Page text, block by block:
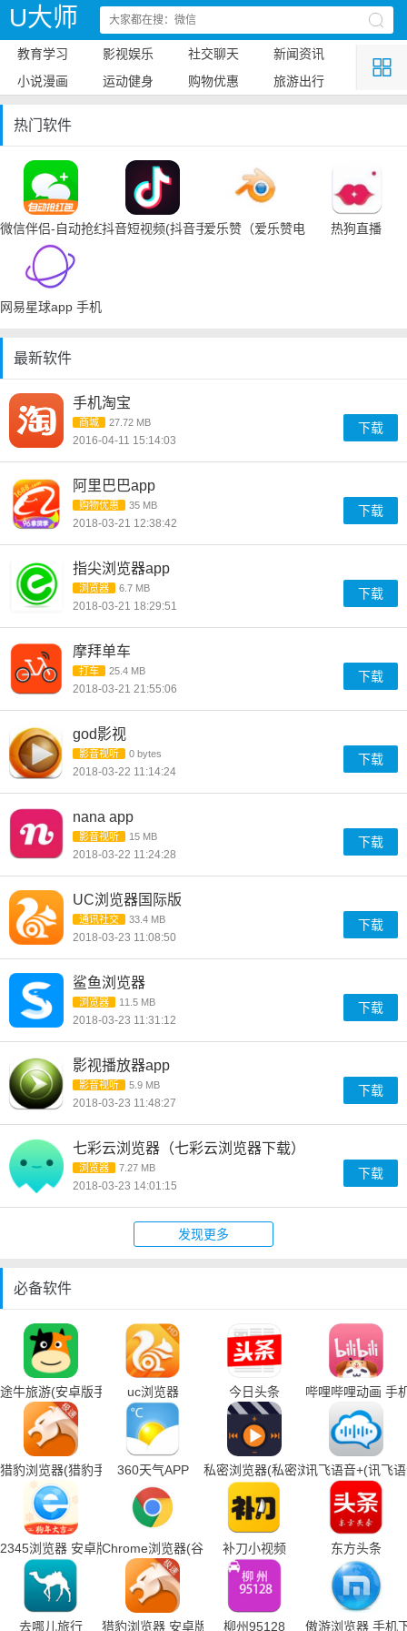
U大师
教育学习 影视娱乐 社交聊天
新闻资讯
小说漫画
运动健身 购物优惠 旅游出行
热门软件
微信伴侣-自动抢红包抖音短视频(抖音手机下载)爱乐赞（爱乐赞电脑手机下载）
热狗直播
网易星球app 手机下载
最新软件
手机淘宝
商城 27.72 MB
2016-04-11 15:14:03
下载
阿里巴巴app
购物优惠 35 MB
2018-03-21 12:38:42
下载
指尖浏览器app
浏览器 6.7 MB
2018-03-21 18:29:51
下载
摩拜单车
打车 25.4 MB
2018-03-21 21:55:06
下载
god影视
影音视听 0 bytes
2018-03-22 11:14:24
下载
nana app
影音视听 15 MB
2018-03-22 11:24:28
下载
UC浏览器国际版
通讯社交 33.4 MB
2018-03-23 11:08:50
下载
鲨鱼浏览器
浏览器 11.5 MB
2018-03-23 11:31:12
下载
影视播放器app
影音视听 5.9 MB
2018-03-23 11:48:27
下载
七彩云浏览器（七彩云浏览器下载）
浏览器 7.27 MB
2018-03-23 14:01:15
下载
发现更多
必备软件
途牛旅游(安卓版手机下载)uc浏览器 今日头条 哔哩哔哩动画 手
猎豹浏览器(猎豹手机浏览器下载)
360天气APP 私密浏览器(私密浏览器手机下载)
讯飞语音+(讯飞
2345浏览器 安卓版Chrome浏览器(谷歌浏览器手机下载)
补刀小视频 东方头条
去哪儿旅行 猎豹浏览器 安卓版 柳州95128 傲游浏览器 手机